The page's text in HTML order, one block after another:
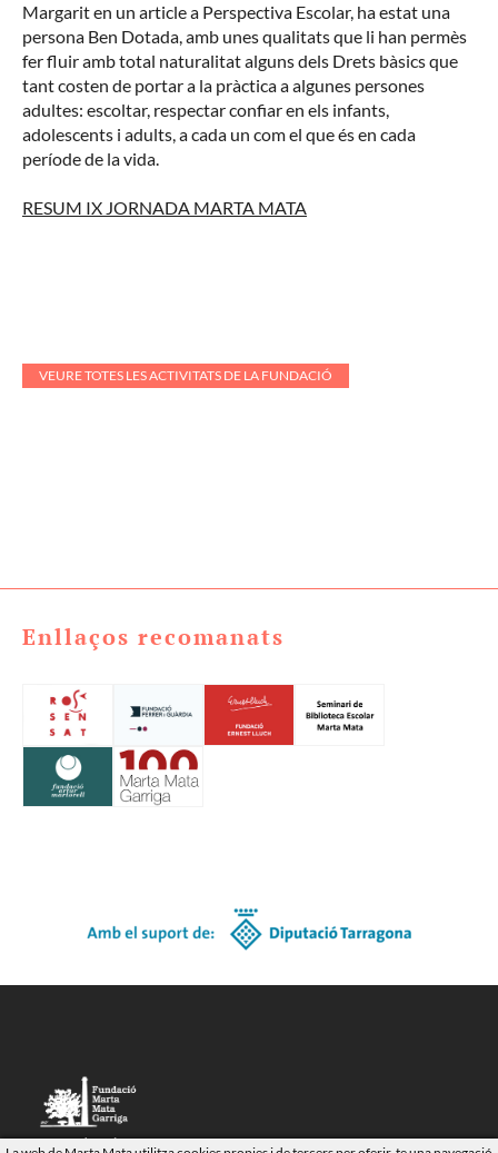
Margarit en un article a Perspectiva Escolar, ha estat una
persona Ben Dotada, amb unes qualitats que li han permès
fer fluir amb total naturalitat alguns dels Drets bàsics que
tant costen de portar a la pràctica a algunes persones
adultes: escoltar, respectar confiar en els infants,
adolescents i adults, a cada un com el que és en cada
període de la vida.
RESUM IX JORNADA MARTA MATA
VEURE TOTES LES ACTIVITATS DE LA FUNDACIÓ
Enllaços recomanats
Carrer de Dalt, 6